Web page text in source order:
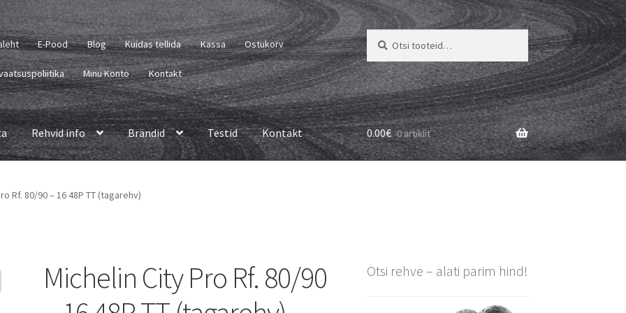
E-Pood Blog Kuidas tellida Kassa Ostukorv
Minu Konto Kontakt
Otsi:
Otsi
Rehvid info Brändid Testid Kontakt 0.00€ 0 artiklit
Rf. 80/90 – 16 48P TT (tagarehv)
Michelin City Pro Rf. 80/90
Otsi rehve – alati parim hind!